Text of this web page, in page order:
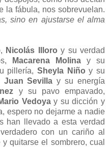
la fábula, nos sobrevuelan.
sino en ajustarse el alma
Nicolás Illoro y su verdad
Macarena Molina y su
pillería,Sheyla Niño y su
Juan Sevilla y su energía
y su pavo empavado,
Vedoyay su dicción y
espero no dejarme a nadie
han llevado a esta verdad
con un cariño al
quitarse el sombrero, cual